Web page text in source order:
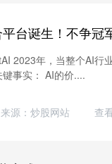
2023年，当整个AI行
事实： AI的价....
来源：炒股网站 查